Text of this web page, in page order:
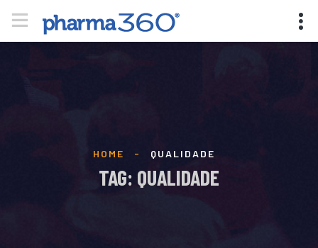
TAG: QUALIDADE
HOME - QUALIDADE